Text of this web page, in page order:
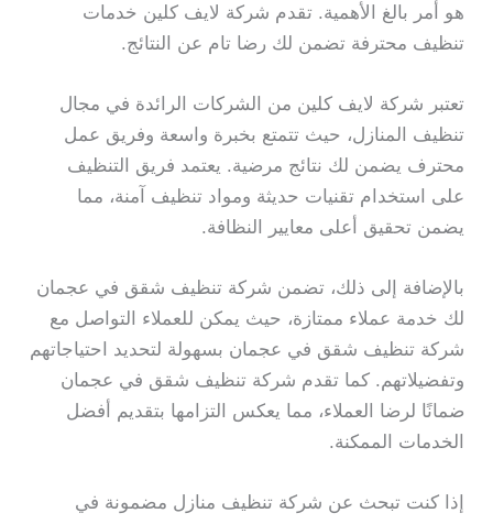
هو أمر بالغ الأهمية. تقدم شركة لايف كلين خدمات
تنظيف محترفة تضمن لك رضا تام عن النتائج.
تعتبر شركة لايف كلين من الشركات الرائدة في مجال
تنظيف المنازل، حيث تتمتع بخبرة واسعة وفريق عمل
محترف يضمن لك نتائج مرضية. يعتمد فريق التنظيف
على استخدام تقنيات حديثة ومواد تنظيف آمنة، مما
يضمن تحقيق أعلى معايير النظافة.
بالإضافة إلى ذلك، تضمن شركة تنظيف شقق في عجمان
لك خدمة عملاء ممتازة، حيث يمكن للعملاء التواصل مع
شركة تنظيف شقق في عجمان بسهولة لتحديد احتياجاتهم
وتفضيلاتهم. كما تقدم شركة تنظيف شقق في عجمان
ضمانًا لرضا العملاء، مما يعكس التزامها بتقديم أفضل
الخدمات الممكنة.
إذا كنت تبحث عن شركة تنظيف منازل مضمونة في